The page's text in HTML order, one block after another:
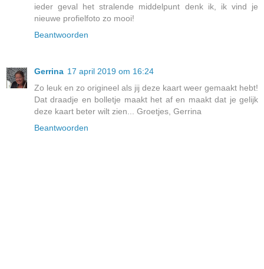
ieder geval het stralende middelpunt denk ik, ik vind je
nieuwe profielfoto zo mooi!
Beantwoorden
Gerrina 17 april 2019 om 16:24
Zo leuk en zo origineel als jij deze kaart weer gemaakt hebt!
Dat draadje en bolletje maakt het af en maakt dat je gelijk
deze kaart beter wilt zien... Groetjes, Gerrina
Beantwoorden